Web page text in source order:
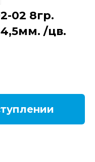
02 8гр.
/цв.